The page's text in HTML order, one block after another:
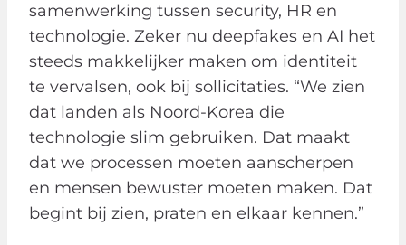
samenwerking tussen security, HR en
technologie. Zeker nu deepfakes en AI het
steeds makkelijker maken om identiteit
te vervalsen, ook bij sollicitaties. “We zien
dat landen als Noord-Korea die
technologie slim gebruiken. Dat maakt
dat we processen moeten aanscherpen
en mensen bewuster moeten maken. Dat
begint bij zien, praten en elkaar kennen.”